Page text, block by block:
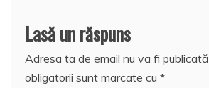
Lasă un răspuns
Adresa ta de email nu va fi publicată.
obligatorii sunt marcate cu *